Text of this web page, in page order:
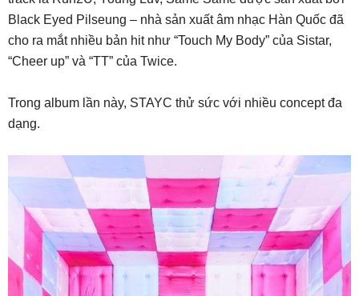
Black Eyed Pilseung – nhà sản xuất âm nhạc Hàn Quốc đã
cho ra mắt nhiều bản hit như “Touch My Body” của Sistar,
“Cheer up” và “TT” của Twice.
Trong album lần này, STAYC thử sức với nhiều concept đa
dạng.